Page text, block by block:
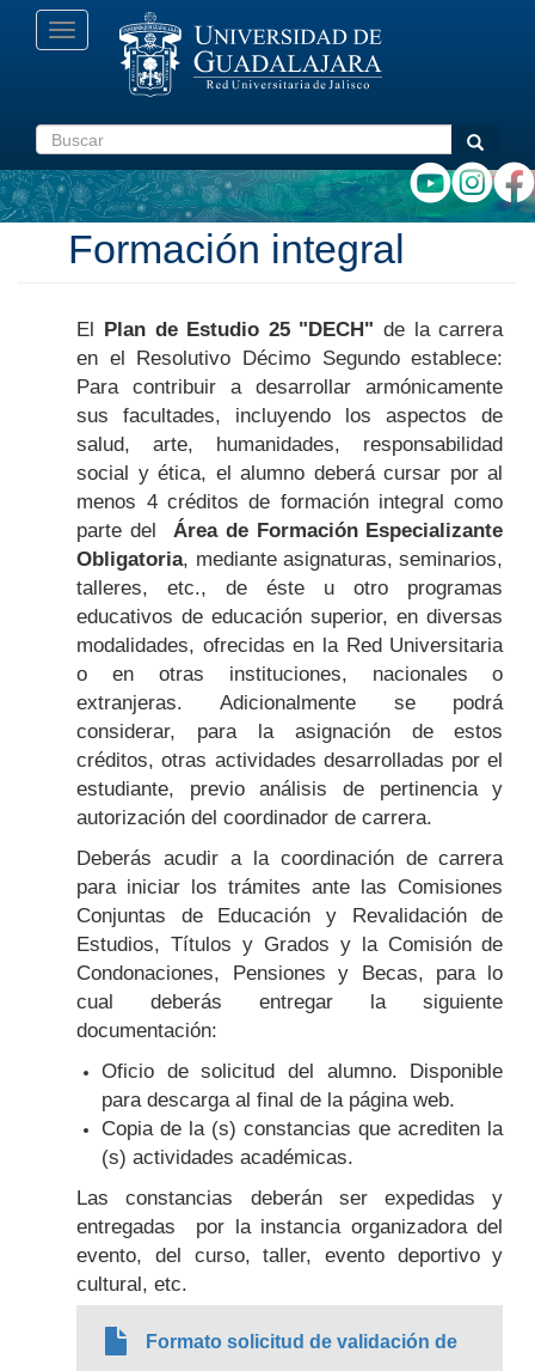
Pasar
Toggle
navigation
Buscar Buscar
Formación integral
El Plan de Estudio 25 "DECH" de la carrera
en el Resolutivo Décimo Segundo establece:
Para contribuir a desarrollar armónicamente
sus facultades, incluyendo los aspectos de
salud, arte, humanidades, responsabilidad
social y ética, el alumno deberá cursar por al
menos 4 créditos de formación integral como
parte del Área de Formación Especializante
Obligatoria, mediante asignaturas, seminarios,
talleres, etc., de éste u otro programas
educativos de educación superior, en diversas
modalidades, ofrecidas en la Red Universitaria
o en otras instituciones, nacionales o
extranjeras. Adicionalmente se podrá
considerar, para la asignación de estos
créditos, otras actividades desarrolladas por el
estudiante, previo análisis de pertinencia y
autorización del coordinador de carrera.
Deberás acudir a la coordinación de carrera
para iniciar los trámites ante las Comisiones
Conjuntas de Educación y Revalidación de
Estudios, Títulos y Grados y la Comisión de
Condonaciones, Pensiones y Becas, para lo
cual deberás entregar la siguiente
documentación:
Oficio de solicitud del alumno. Disponible
para descarga al final de la página web.
Copia de la (s) constancias que acrediten la
(s) actividades académicas.
Las constancias deberán ser expedidas y
entregadas por la instancia organizadora del
evento, del curso, taller, evento deportivo y
cultural, etc.
Formato solicitud de validación de